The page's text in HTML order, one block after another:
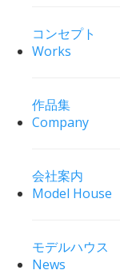
コンセプト
Works
作品集
Company
会社案内
Model House
モデルハウス
News